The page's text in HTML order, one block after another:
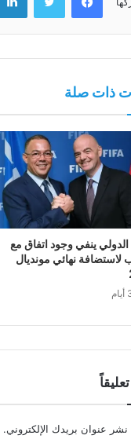
ذات صلة
الدولي ينفي وجود اتفاق مع
لاستضافة نهائي مونديال
نشر عنوان بريدك الإلكتروني.